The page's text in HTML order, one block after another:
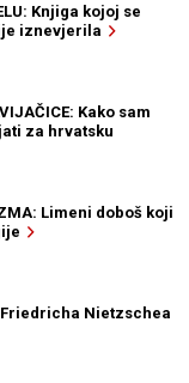
Knjiga kojoj se
iznevjerila
Kako sam
za hrvatsku
Limeni doboš koji
Friedricha Nietzschea